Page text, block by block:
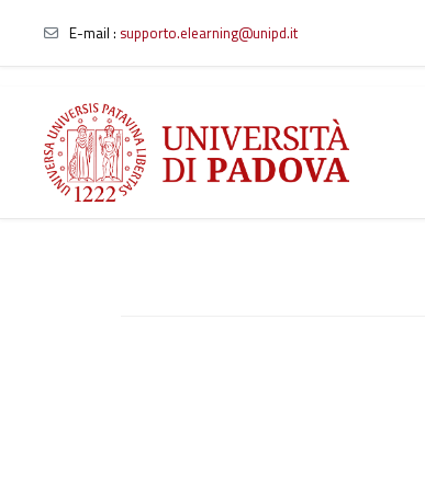
Vai al contenuto principale
E-mail : supporto.elearning@unipd.it